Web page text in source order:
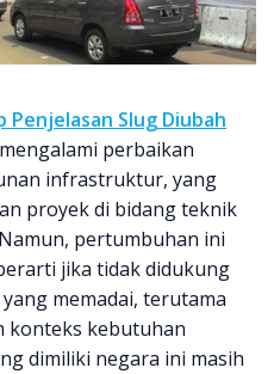
Penjelasan Slug Diubah
perbaikan
infrastruktur, yang
proyek di bidang teknik
pertumbuhan ini
jika tidak didukung
memadai, terutama
konteks kebutuhan
dimiliki negara ini masih